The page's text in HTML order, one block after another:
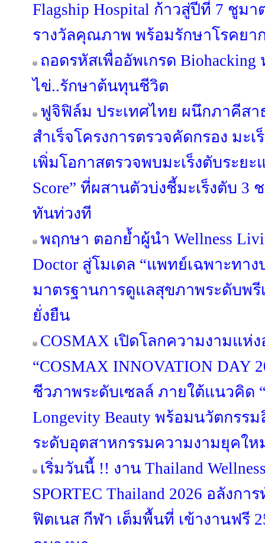
Flagship Hospital ก้าวสู่ปีที่ 7 ชูม
รางวัลคุณภาพ พร้อมรักษาโรคยา
ถอดรหัสเพื่ออัพเกรด
ไข่..รักษาต้นทุนชีวิต
ฟูจิฟิล์ม ประเทศไทย ผนึกภาคีส
สำเร็จโครงการตรวจคัดกรอง มะ
เพิ่มโอกาสตรวจพบมะเร็งตับระย
Score” ที่ผสานตัวบ่งชี้มะเร็งตับ 3
ทันท่วงที
พฤกษา ตอกย้ำผู้นำ Wellness
Doctor สู่โมเดล “แพทย์เฉพาะทา
มาตรฐานการดูแลสุขภาพระดับพ
ยั่งยืน
COSMAX เปิดโลกความงามแห่
“COSMAX INNOVATION DAY
ชีวภาพระดับเซลล์ ภายใต้แนวคิด
Longevity Beauty พร้อมนวัตกรร
ระดับอุตสาหกรรมความงามยุคให
เริ่มวันนี้ !! งาน Thailand
SPORTEC Thailand 2026 อลังกา
ฟิตเนส กีฬา เต็มพื้นที่ เข้างานฟรี